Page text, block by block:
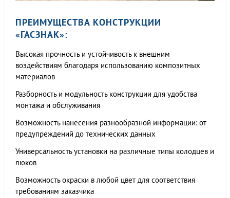
ПРЕИМУЩЕСТВА КОНСТРУКЦИИ
«ГАСЗНАК»:
Высокая прочность и устойчивость к внешним
воздействиям благодаря использованию композитных
материалов
Разборность и модульность конструкции для удобства
монтажа и обслуживания
Возможность нанесения разнообразной информации: от
предупреждений до технических данных
Универсальность установки на различные типы колодцев и
люков
Возможность окраски в любой цвет для соответствия
требованиям заказчика